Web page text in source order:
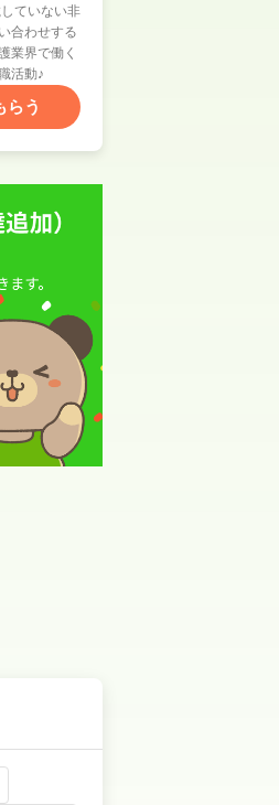
ていない非
合わせする
業界で働く
活動♪
らう